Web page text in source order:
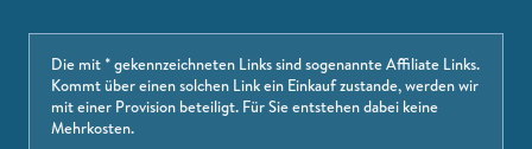
Die mit * gekennzeichneten Links sind sogenannte Affiliate Links.
Kommt über einen solchen Link ein Einkauf zustande, werden wir
mit einer Provision beteiligt. Für Sie entstehen dabei keine
Mehrkosten.